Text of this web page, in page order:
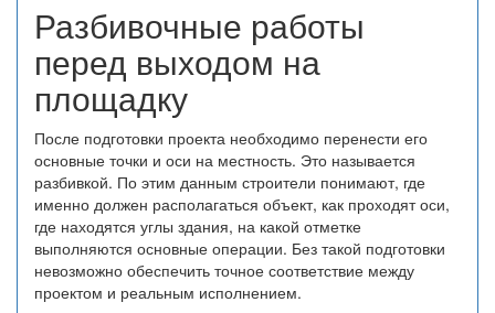
Разбивочные работы
перед выходом на
площадку
После подготовки проекта необходимо перенести его
основные точки и оси на местность. Это называется
разбивкой. По этим данным строители понимают, где
именно должен располагаться объект, как проходят оси,
где находятся углы здания, на какой отметке
выполняются основные операции. Без такой подготовки
невозможно обеспечить точное соответствие между
проектом и реальным исполнением.